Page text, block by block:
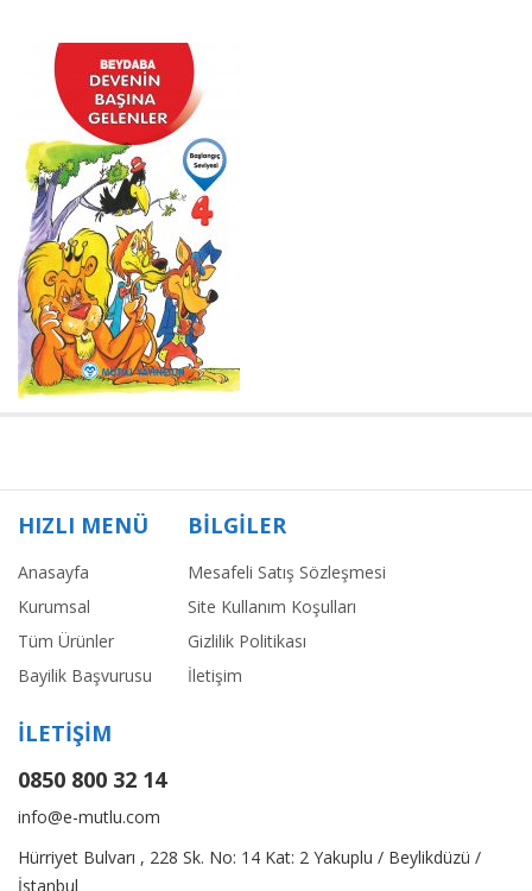
HIZLI MENÜ
Anasayfa
Kurumsal
Tüm Ürünler
Bayilik Başvurusu
BİLGİLER
Mesafeli Satış Sözleşmesi
Site Kullanım Koşulları
Gizlilik Politikası
İletişim
İLETİŞİM
0850 800 32 14
info@e-mutlu.com
Hürriyet Bulvarı , 228 Sk. No: 14 Kat: 2 Yakuplu / Beylikdüzü /
İstanbul